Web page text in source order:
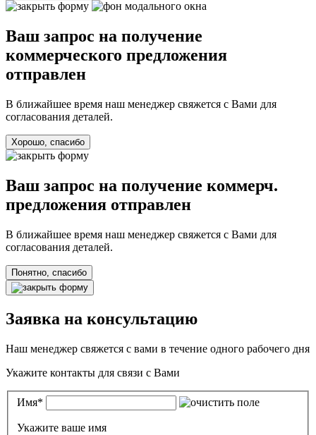
Ваш запрос на получение
коммерческого предложения
отправлен
В ближайшее время наш менеджер свяжется с Вами для
согласования деталей.
Хорошо, спасибо
Ваш запрос на получение коммерч.
предложения отправлен
В ближайшее время наш менеджер свяжется с Вами для
согласования деталей.
Понятно, спасибо
Заявка на консультацию
Наш менеджер свяжется с вами в течение одного рабочего дня
Укажите контакты для связи с Вами
Имя*
Укажите ваше имя